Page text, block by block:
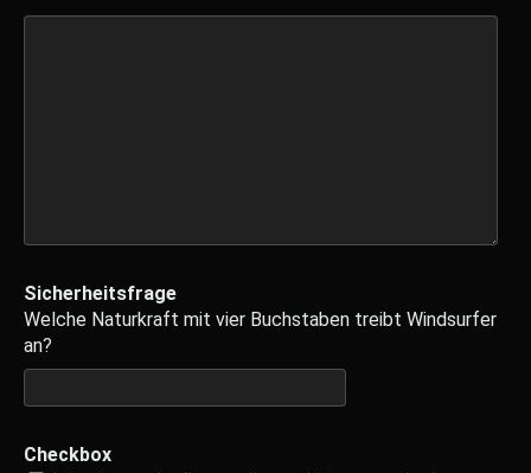
Sicherheitsfrage
Welche Naturkraft mit vier Buchstaben treibt Windsurfer
an?
Checkbox